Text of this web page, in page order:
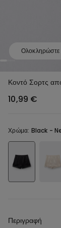
Ολοκληρώστε
Κοντό Σορτς
10,99 €
Χρώμα: Black -
Περιγραφή